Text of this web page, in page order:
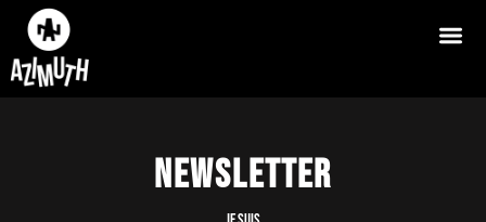
Newsletter